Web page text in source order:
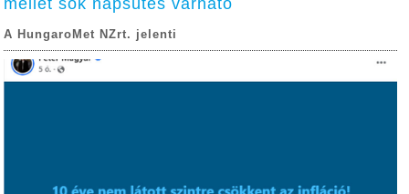
mellet sok napsütés várható
A HungaroMet NZrt. jelenti